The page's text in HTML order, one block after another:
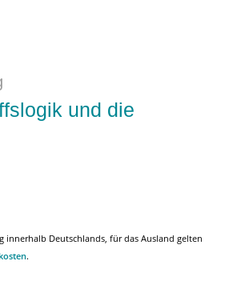
und die
innerhalb Deutschlands, für das Ausland gelten
.